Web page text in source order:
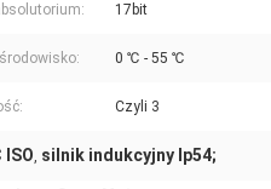
17bit
0 ℃ - 55 ℃
Czyli 3
, silnik indukcyjny Ip54;